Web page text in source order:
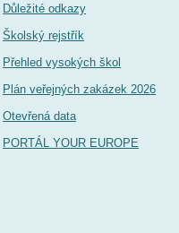
Důležité odkazy
Školský rejstřík
Přehled vysokých škol
Plán veřejných zakázek 2026
Otevřená data
PORTÁL YOUR EUROPE